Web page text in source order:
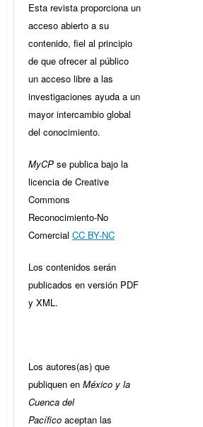
Esta revista proporciona un
acceso abierto a su
contenido, fiel al principio
de que ofrecer al público
un acceso libre a las
investigaciones ayuda a un
mayor intercambio global
del conocimiento.
MyCP se publica bajo la
licencia de Creative
Commons
Reconocimiento-No
Comercial CC BY-NC
Los contenidos serán
publicados en versión PDF
y XML.
Los autores(as) que
publiquen en México y la
Cuenca del
Pacífico aceptan las